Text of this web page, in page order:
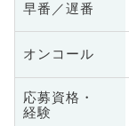
早番／遅番
オンコール
応募資格・
経験